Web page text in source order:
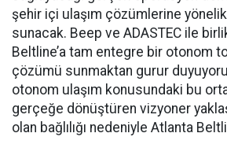
şehir içi ulaşım çözümlerine
sunacak. Beep ve ADASTEC ile
Beltline’a tam entegre bir otonom
çözümü sunmaktan gurur
otonom ulaşım konusundaki bu
gerçeğe dönüştüren vizyoner
olan bağlılığı nedeniyle Atlanta